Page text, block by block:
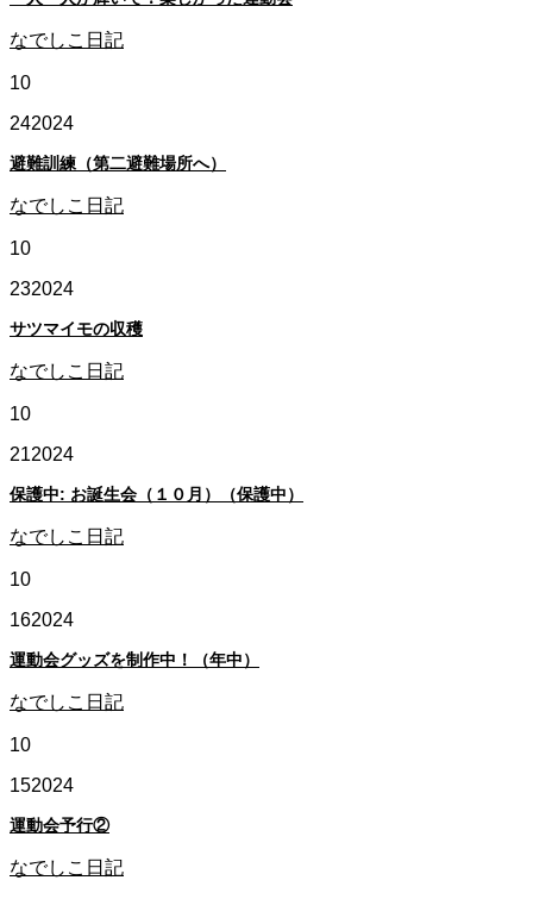
なでしこ日記
10
242024
避難訓練（第二避難場所へ）
なでしこ日記
10
232024
サツマイモの収穫
なでしこ日記
10
212024
保護中: お誕生会（１０月）（保護中）
なでしこ日記
10
162024
運動会グッズを制作中！（年中）
なでしこ日記
10
152024
運動会予行②
なでしこ日記